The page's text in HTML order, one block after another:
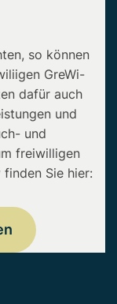
so können
GreWi-
dafür auch
und
und
freiwilligen
Sie hier: